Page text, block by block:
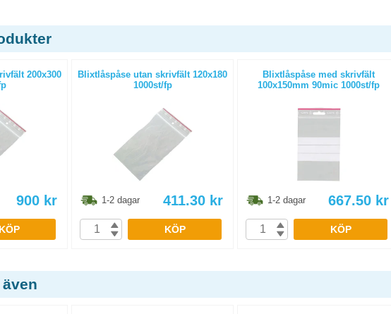
200x300
900 kr
KÖP
Blixtlåspåse utan skrivfält 120x180
1000st/fp
1-2 dagar 411.30 kr
KÖP
Blixtlåspåse med skrivfält
100x150mm 90mic 1000st/fp
1-2 dagar 667.50 kr
KÖP